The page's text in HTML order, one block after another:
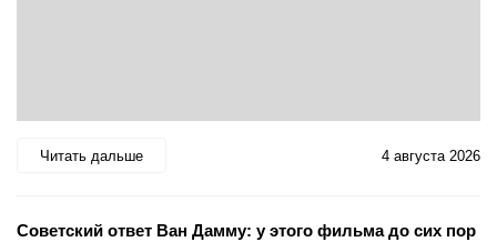
Читать дальше 4 августа 2026
Советский ответ Ван Дамму: у этого фильма до сих пор